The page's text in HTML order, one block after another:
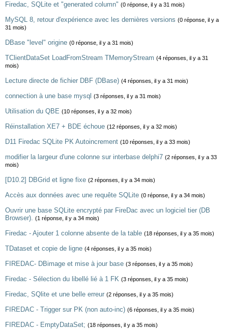
Firedac, SQLite et "generated column" (0 réponse, il y a 31 mois)
MySQL 8, retour d'expérience avec les dernières versions (0 réponse, il y a
31 mois)
DBase "level" origine (0 réponse, il y a 31 mois)
TClientDataSet LoadFromStream TMemoryStream (4 réponses, il y a 31
mois)
Lecture directe de fichier DBF (DBase) (4 réponses, il y a 31 mois)
connection à une base mysql (3 réponses, il y a 31 mois)
Utilisation du QBE (10 réponses, il y a 32 mois)
Réinstallation XE7 + BDE échoue (12 réponses, il y a 32 mois)
D11 Firedac SQLite PK Autoincrement (10 réponses, il y a 33 mois)
modifier la largeur d'une colonne sur interbase delphi7 (2 réponses, il y a 33
mois)
[D10.2] DBGrid et ligne fixe (2 réponses, il y a 34 mois)
Accès aux données avec une requête SQLite (0 réponse, il y a 34 mois)
Ouvrir une base SQLite encrypté par FireDac avec un logiciel tier (DB
Browser). (1 réponse, il y a 34 mois)
Firedac - Ajouter 1 colonne absente de la table (18 réponses, il y a 35 mois)
TDataset et copie de ligne (4 réponses, il y a 35 mois)
FIREDAC- DBimage et mise à jour base (3 réponses, il y a 35 mois)
Firedac - Sélection du libellé lié à 1 FK (3 réponses, il y a 35 mois)
Firedac, SQlite et une belle erreur (2 réponses, il y a 35 mois)
FIREDAC - Trigger sur PK (non auto-inc) (6 réponses, il y a 35 mois)
FIREDAC - EmptyDataSet; (18 réponses, il y a 35 mois)